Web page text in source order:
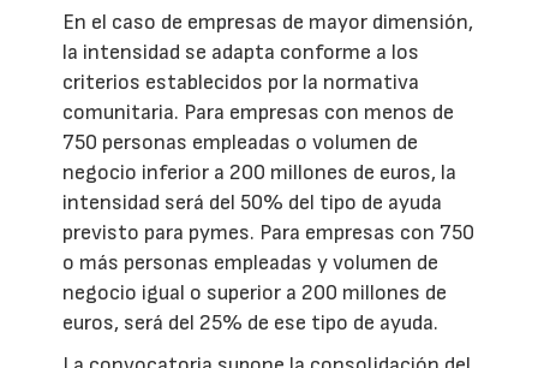
En el caso de empresas de mayor dimensión,
la intensidad se adapta conforme a los
criterios establecidos por la normativa
comunitaria. Para empresas con menos de
750 personas empleadas o volumen de
negocio inferior a 200 millones de euros, la
intensidad será del 50% del tipo de ayuda
previsto para pymes. Para empresas con 750
o más personas empleadas y volumen de
negocio igual o superior a 200 millones de
euros, será del 25% de ese tipo de ayuda.